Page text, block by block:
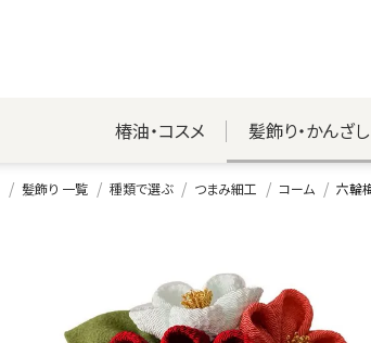
椿油・コスメ 髪飾り・かんざ
髪飾り 一覧 種類で選ぶ つまみ細工 コーム 六輪